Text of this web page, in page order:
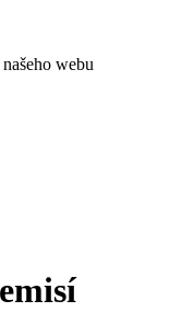
webu